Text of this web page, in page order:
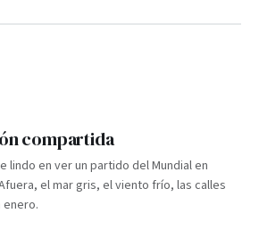
compartida
lindo en ver un partido del Mundial en
el mar gris, el viento frío, las calles
enero.